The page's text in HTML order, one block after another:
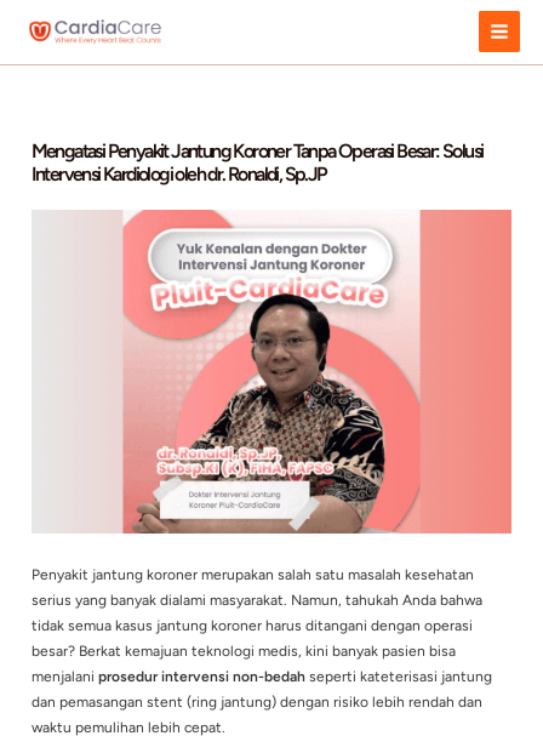
Mengatasi Penyakit Jantung Koroner Tanpa Operasi
Intervensi Kardiologi oleh dr. Ronaldi, Sp.JP
Penyakit jantung koroner merupakan salah satu masalah